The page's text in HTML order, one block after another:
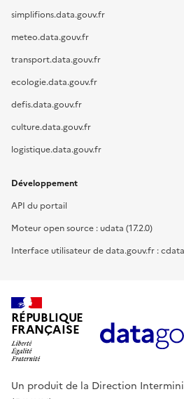
simplifions.data.gouv.fr
meteo.data.gouv.fr
transport.data.gouv.fr
ecologie.data.gouv.fr
defis.data.gouv.fr
culture.data.gouv.fr
logistique.data.gouv.fr
Développement
API du portail
Moteur open source : udata (17.2.0)
Interface utilisateur de data.gouv.fr :
RÉPUBLIQUE
FRANÇAISE
Un produit de la Direction